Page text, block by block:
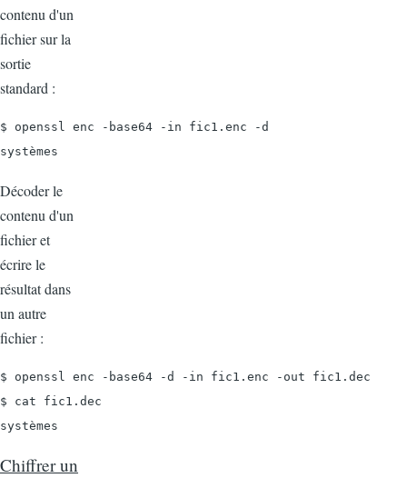
contenu d'un
fichier sur la
sortie
standard :
$ openssl enc -base64 -in fic1.enc -d
systèmes
Décoder le
contenu d'un
fichier et
écrire le
résultat dans
un autre
fichier :
$ openssl enc -base64 -d -in fic1.enc -out fic1.dec
$ cat fic1.dec
systèmes
Chiffrer un